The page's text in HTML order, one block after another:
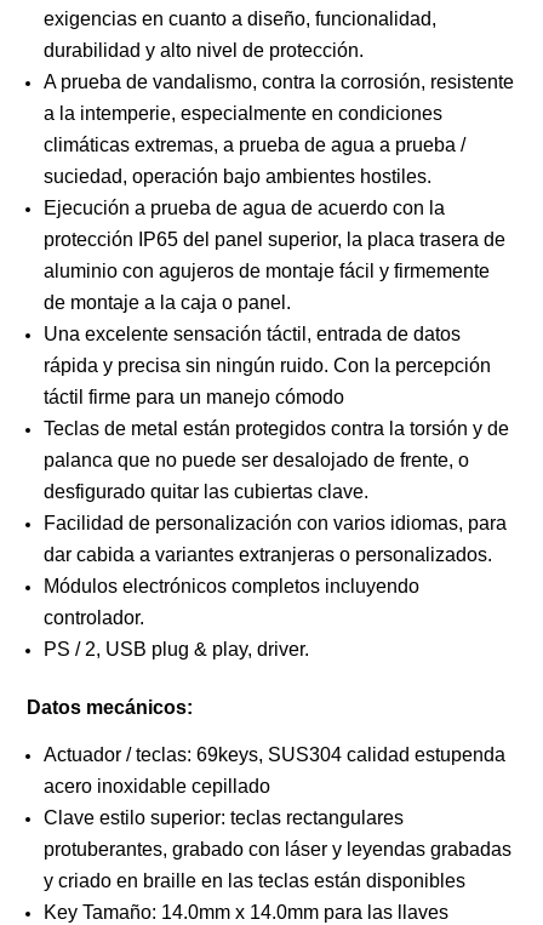
exigencias en cuanto a diseño, funcionalidad,
durabilidad y alto nivel de protección.
A prueba de vandalismo, contra la corrosión, resistente
a la intemperie, especialmente en condiciones
climáticas extremas, a prueba de agua a prueba /
suciedad, operación bajo ambientes hostiles.
Ejecución a prueba de agua de acuerdo con la
protección IP65 del panel superior, la placa trasera de
aluminio con agujeros de montaje fácil y firmemente
de montaje a la caja o panel.
Una excelente sensación táctil, entrada de datos
rápida y precisa sin ningún ruido. Con la percepción
táctil firme para un manejo cómodo
Teclas de metal están protegidos contra la torsión y de
palanca que no puede ser desalojado de frente, o
desfigurado quitar las cubiertas clave.
Facilidad de personalización con varios idiomas, para
dar cabida a variantes extranjeras o personalizados.
Módulos electrónicos completos incluyendo
controlador.
PS / 2, USB plug & play, driver.
Datos mecánicos:
Actuador / teclas: 69keys, SUS304 calidad estupenda
acero inoxidable cepillado
Clave estilo superior: teclas rectangulares
protuberantes, grabado con láser y leyendas grabadas
y criado en braille en las teclas están disponibles
Key Tamaño: 14.0mm x 14.0mm para las llaves